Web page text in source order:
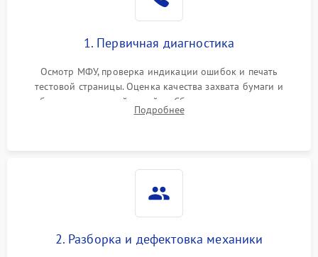
1. Первичная диагностика
Осмотр МФУ, проверка индикации ошибок и печать
тестовой страницы. Оценка качества захвата бумаги и
работы сканирующей линейки. Сбор данных о замятиях,
дефектах изображения или посторонних шумах при работе.
Подробнее
2. Разборка и дефектовка механики